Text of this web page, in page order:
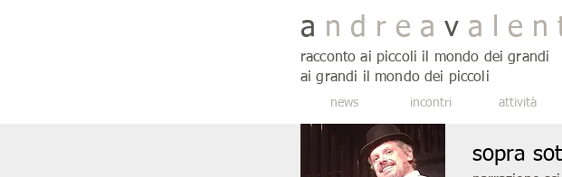
a n d r e a v a l e n
racconto ai piccoli il mondo dei grandi
ai grandi il mondo dei piccoli
news incontri attività
sopra